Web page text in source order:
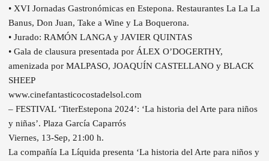
• XVI Jornadas Gastronómicas en Estepona. Restaurantes La La La
Banus, Don Juan, Take a Wine y La Boquerona.
• Jurado: RAMÓN LANGA y JAVIER QUINTAS
• Gala de clausura presentada por ÁLEX O’DOGERTHY,
amenizada por MALPASO, JOAQUÍN CASTELLANO y BLACK
SHEEP
www.cinefantasticocostadelsol.com
– FESTIVAL ‘TiterEstepona 2024’: ‘La historia del Arte para niños
y niñas’. Plaza García Caparrós
Viernes, 13-Sep, 21:00 h.
La compañía La Líquida presenta ‘La historia del Arte para niños y